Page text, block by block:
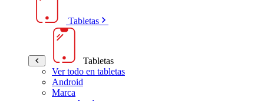
Tabletas
Tabletas
Ver todo en tabletas
Android
Marca